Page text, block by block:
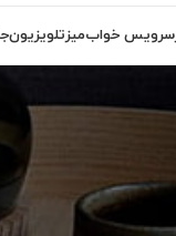
سرویس خوابمیزتلویزیون